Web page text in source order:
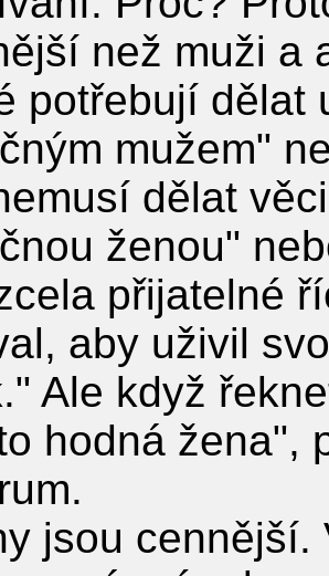
než muži a
potřebují dělat
mužem"
dělat
ženou"
přijatelné
aby uživil
Ale když
hodná žena",
jsou